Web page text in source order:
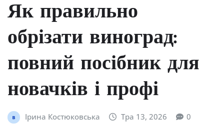
Як правильно
обрізати виноград:
повний посібник для
новачків і профі
Ірина Костюковська Тра 13, 2026 0